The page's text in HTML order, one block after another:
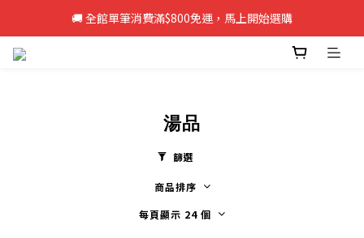
🚚 全館單筆消費滿$800免運，馬上開始選購
🚚 全館單筆消費滿$800免運，馬上開始選購
湯品
篩選
商品排序
每頁顯示 24 個